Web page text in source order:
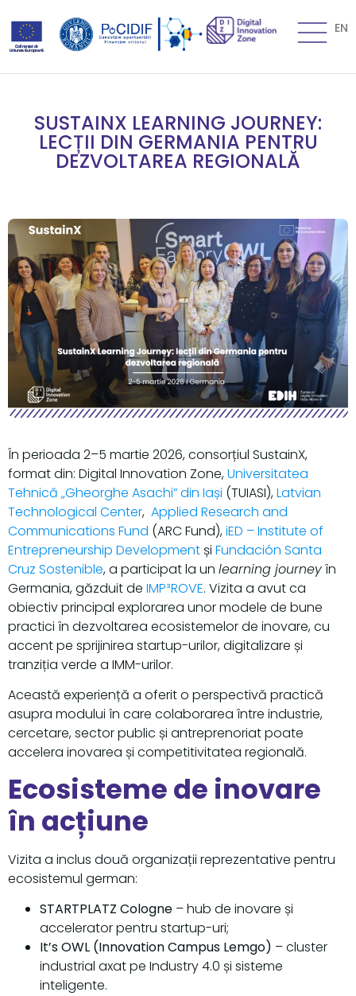
EN
SUSTAINX LEARNING JOURNEY:
LECȚII DIN GERMANIA PENTRU
DEZVOLTAREA REGIONALĂ
În perioada 2–5 martie 2026, consorțiul SustainX,
format din: Digital Innovation Zone,Universitatea
Tehnică „Gheorghe Asachi” din Iași (TUIASI),Latvian
Technological Center, Applied Research and
Communications Fund (ARC Fund),iED – Institute of
Entrepreneurship Development și Fundación Santa
Cruz Sostenible, a participat la un learning journeyîn
Germania, găzduit de IMP³ROVE. Vizita a avut ca
obiectiv principal explorarea unor modele de bune
practici în dezvoltarea ecosistemelor de inovare, cu
accent pe sprijinirea startup-urilor, digitalizare și
tranziția verde a IMM-urilor.
Această experiență a oferit o perspectivă practică
asupra modului în care colaborarea între industrie,
cercetare, sector public și antreprenoriat poate
accelera inovarea și competitivitatea regională.
Ecosisteme de inovare
în acțiune
Vizita a inclus două organizații reprezentative pentru
ecosistemul german:
STARTPLATZ Cologne – hub de inovare și
accelerator pentru startup-uri;
It’s OWL (Innovation Campus Lemgo) – cluster
industrial axat pe Industry 4.0 și sisteme
inteligente.